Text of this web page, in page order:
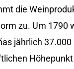
die
zu. Um 1790
jährlich